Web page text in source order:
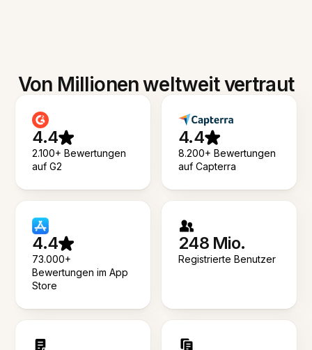
Von Millionen weltweit vertraut
4.4
2.100+ Bewertungen
auf G2
4.4
8.200+ Bewertungen
auf Capterra
4.4
73.000+
Bewertungen im App
Store
248 Mio.
Registrierte Benutzer